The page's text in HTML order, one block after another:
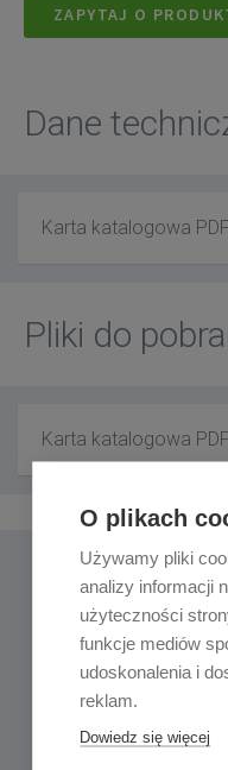
O plikach
Używamy pliki
analizy informacji
użyteczności
funkcje mediów
udoskonalenia i
reklam.
Dowiedz się więcej
ZAPYTAJ O
Dane
Karta katalogowa PDF
Pliki do
Karta katalogowa PDF